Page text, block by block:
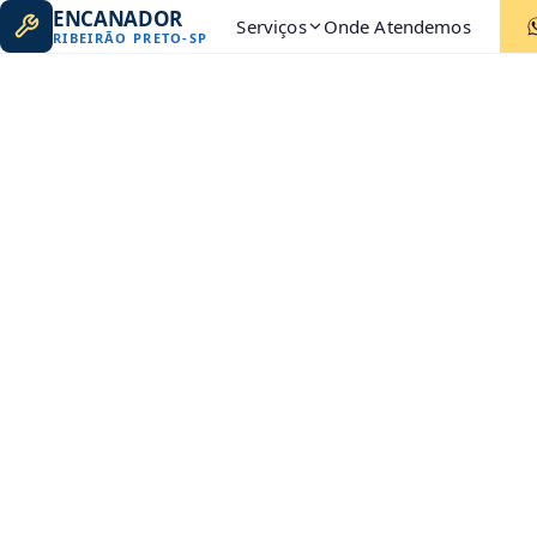
ENCANADOR
RIBEIRÃO PRETO-SP Serviços Onde Atendemos